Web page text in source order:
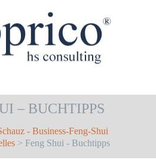
– BUCHTIPPS
- Business-Feng-Shui
> Feng Shui - Buchtipps